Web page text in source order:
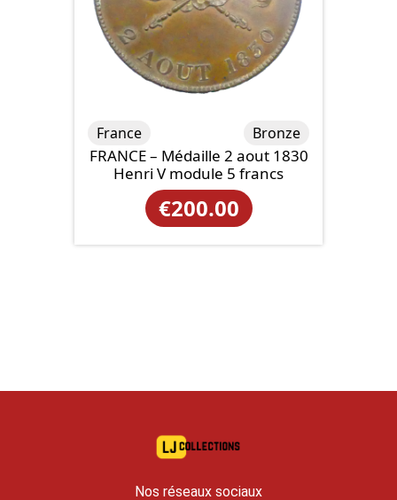
FRANCE – Médaille 2 aout 1830
Henri V module 5 francs
€200.00
France Bronze
Nos réseaux sociaux